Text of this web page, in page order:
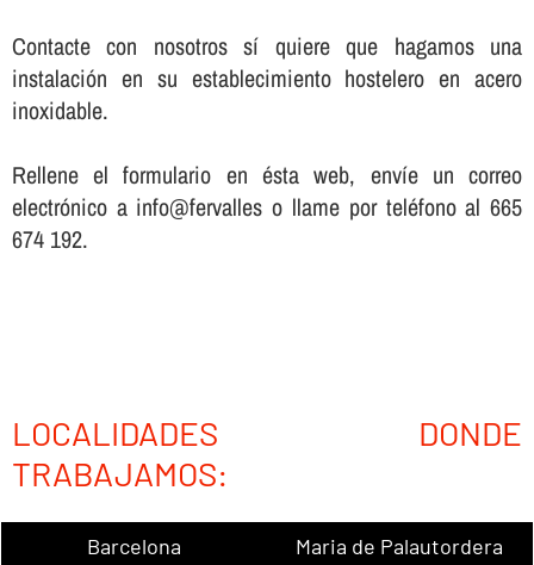
Contacte con nosotros sí­ quiere que hagamos una
instalación en su establecimiento hostelero en acero
inoxidable.
Rellene el formulario en ésta web, enví­e un correo
electrónico a info@fervalles o llame por teléfono al 665
674 192.
LOCALIDADES DONDE
TRABAJAMOS:
Barcelona
Maria de Palautordera